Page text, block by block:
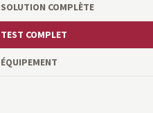
SOLUTION COMPLÈTE
TEST COMPLET
ÉQUIPEMENT